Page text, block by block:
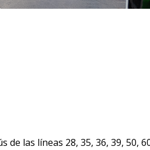
las líneas 28, 35, 36, 39, 50,